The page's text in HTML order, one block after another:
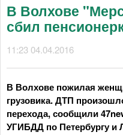
В Волхове
сбил
11:23 04.04.2016
В Волхове пожилая
грузовика. ДТП
перехода, сообщили
УГИБДД по Петербургу и